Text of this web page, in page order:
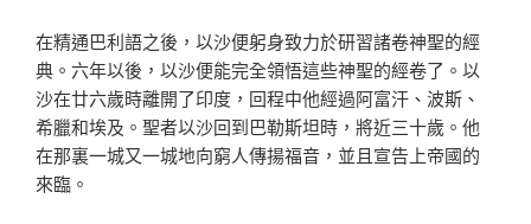
在精通巴利語之後，以沙便躬身致力於研習諸卷神聖的經
典。六年以後，以沙便能完全領悟這些神聖的經卷了。以
沙在廿六歲時離開了印度，回程中他經過阿富汗、波斯、
希臘和埃及。聖者以沙回到巴勒斯坦時，將近三十歲。他
在那裏一城又一城地向窮人傳揚福音，並且宣告上帝國的
來臨。